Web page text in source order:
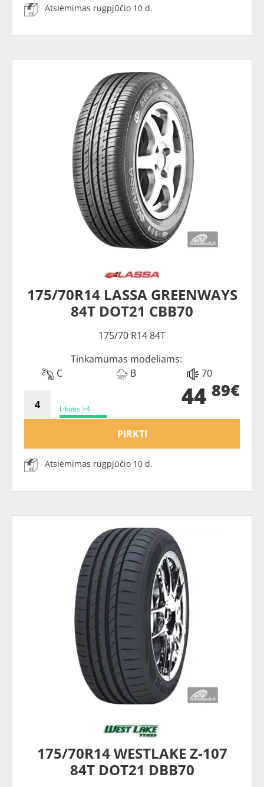
Atsiėmimas rugpjūčio 10 d.
175/70R14 LASSA GREENWAYS
84T DOT21 CBB70
175/70 R14 84T
Tinkamumas modeliams:
C
B 70
Likutis >4 44 89€
PIRKTI
Atsiėmimas rugpjūčio 10 d.
175/70R14 WESTLAKE Z-107
84T DOT21 DBB70